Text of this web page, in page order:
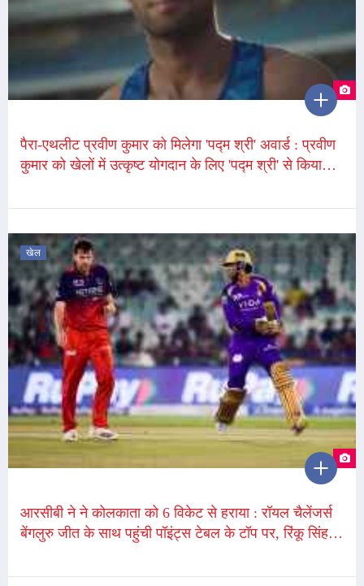
पैरा-एथलीट प्रवीण कुमार को मिलेगा 'पद्म श्री' अवार्ड : प्रवीण
कुमार को खेलों में उत्कृष्ट योगदान के लिए 'पद्म श्री' से किया
खेल
आरसीबी ने ने कोलकाता को 6 विकेट से हराया : रॉयल चैलेंजर्स
बेंगलुरु जीत के साथ पहुंची पॉइंट्स टेबल के टॉप पर, रिंकू सिंह ने